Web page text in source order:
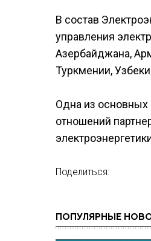
В состав
управления
Азербайджана,
Туркмении,
Одна из основных
отношений
Поделиться:
ПОПУЛЯРНЫЕ